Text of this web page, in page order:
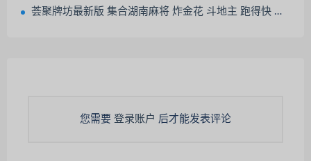
荟聚牌坊最新版 集合湖南麻将 炸金花 斗地主 跑得快 三公 牛牛 运营级组件下载
您需要 登录账户 后才能发表评论